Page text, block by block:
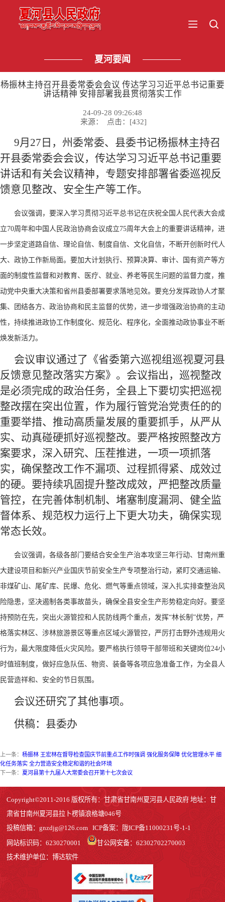
夏河要闻
杨振林主持召开县委常委会会议 传达学习习近平总书记重要
讲话精神 安排部署我县贯彻落实工作
24-09-28 09:26:48
来源： 点击：[432]
9月27日，州委常委、县委书记杨振林主持召
开县委常委会会议，传达学习习近平总书记重要
讲话和有关会议精神，专题安排部署省委巡视反
馈意见整改、安全生产等工作。
会议强调，要深入学习贯彻习近平总书记在庆祝全国人民代表大会成
立70周年和中国人民政治协商会议成立75周年大会上的重要讲话精神，进
一步坚定道路自信、理论自信、制度自信、文化自信，不断开创新时代人
大、政协工作新局面。要加大计划执行、预算决算、审计、国有资产等方
面的制度性监督和对教育、医疗、就业、养老等民生问题的监督力度，推
动党中央重大决策和省州县委部署要求落地见效。要充分发挥政协人才聚
集、团结各方、政治协商和民主监督的优势，进一步增强政治协商的主动
性，持续推进政协工作制度化、规范化、程序化，全面推动政协事业不断
焕发新活力。
会议审议通过了《省委第六巡视组巡视夏河县
反馈意见整改落实方案》。会议指出，巡视整改
是必须完成的政治任务，全县上下要切实把巡视
整改摆在突出位置，作为履行管党治党责任的的
重要举措、推动高质量发展的重要抓手，从严从
实、动真碰硬抓好巡视整改。要严格按照整改方
案要求，深入研究、压茬推进，一项一项抓落
实，确保整改工作不漏项、过程抓得紧、成效过
的硬。要持续巩固提升整改成效，严把整改质量
管控，在完善体制机制、堵塞制度漏洞、健全监
督体系、规范权力运行上下更大功夫，确保实现
常态长效。
会议强调，各级各部门要结合安全生产治本攻坚三年行动、甘南州重
大建设项目和新兴产业国庆节前安全生产专项整治行动，紧盯交通运输、
非煤矿山、尾矿库、民爆、危化、燃气等重点领域，深入扎实排查整治风
险隐患，坚决遏制各类事故苗头，确保全县安全生产形势稳定向好。要坚
持预防在先，突出火源管控和人民防线两个重点，发挥“林长制”优势，严
格落实林区、涉林旅游景区等重点区域火源管控，严厉打击野外违规用火
行为，最大限度降低火灾风险。要严格执行领导干部带班和关键岗位24小
时值班制度，做好应急队伍、物资、装备等各项应急准备工作，为全县人
民营造祥和、安全的节日氛围。
会议还研究了其他事项。
供稿：县委办
上一条： 杨振林 王宏林在督导检查国庆节前重点工作时强调 强化服务保障 优化管理水平 细
化任务落实 全力营造安全稳定和谐的社会环境
下一条： 夏河县第十九届人大常委会召开第十七次会议
Copyright©2011-2016 版权所有：甘肃省甘南州夏河县人民政府 地址：甘
肃省甘南州夏河县拉卜楞镇浪格塘046号
投稿信箱：gnzdjg@126.com ICP备案： 陇ICP备11000231号-1-1
网站标识码：6230270001
甘公网安备：62302702270003
技术维护单位：博达软件